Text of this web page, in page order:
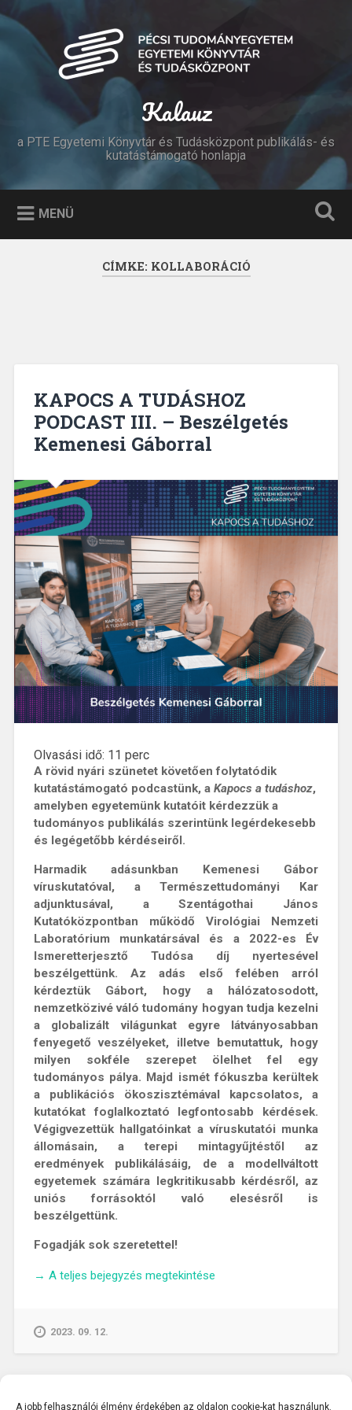
A jobb felhasználói élmény érdekében az oldalon cookie-kat használunk.
Tovább
tartalomhoz
Keresés
Kalauz
a PTE Egyetemi Könyvtár és Tudásközpont publikálás- és
kutatástámogató honlapja
MENÜ
CÍMKE: KOLLABORÁCIÓ
KAPOCS A TUDÁSHOZ
PODCAST III. – Beszélgetés
Kemenesi Gáborral
Olvasási idő: 11 perc
A rövid nyári szünetet követően folytatódik
kutatástámogató podcastünk, a Kapocs a tudáshoz,
amelyben egyetemünk kutatóit kérdezzük a
tudományos publikálás szerintünk legérdekesebb
és legégetőbb kérdéseiről.
Harmadik adásunkban Kemenesi Gábor
víruskutatóval, a Természettudományi Kar
adjunktusával, a Szentágothai János
Kutatóközpontban működő Virológiai Nemzeti
Laboratórium munkatársával és a 2022-es Év
Ismeretterjesztő Tudósa díj nyertesével
beszélgettünk. Az adás első felében arról
kérdeztük Gábort, hogy a hálózatosodott,
nemzetközivé váló tudomány hogyan tudja kezelni
a globalizált világunkat egyre látványosabban
fenyegető veszélyeket, illetve bemutattuk, hogy
milyen sokféle szerepet ölelhet fel egy
tudományos pálya. Majd ismét fókuszba kerültek
a publikációs ökoszisztémával kapcsolatos, a
kutatókat foglalkoztató legfontosabb kérdések.
Végigvezettük hallgatóinkat a víruskutatói munka
állomásain, a terepi mintagyűjtéstől az
eredmények publikálásáig, de a modellváltott
egyetemek számára legkritikusabb kérdésről, az
uniós forrásoktól való elesésről is
beszélgettünk.
Fogadják sok szeretettel!
„KAPOCS
PODCAST
→ A teljes bejegyzés megtekintése
2023. 09. 12.